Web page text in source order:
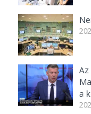
a